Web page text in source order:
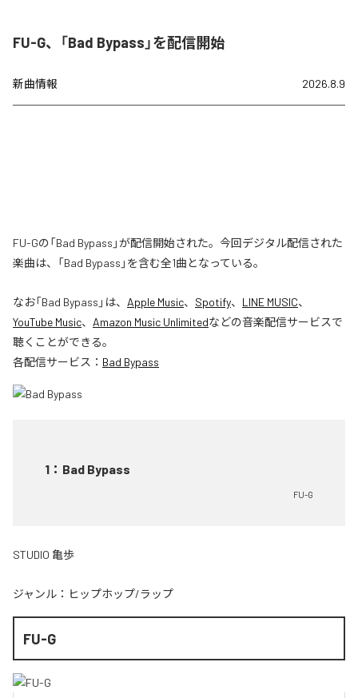
FU-G、「Bad Bypass」を配信開始
新曲情報 2026.8.9
FU-Gの「Bad Bypass」が配信開始された。今回デジタル配信された
楽曲は、「Bad Bypass」を含む全1曲となっている。
なお「Bad Bypass 」は、 Apple Music、 Spotify、 LINE MUSIC、
YouTube Music、 Amazon Music Unlimitedなどの音楽配信サービスで
聴くことができる。
各配信サービス： Bad Bypass
1 ： Bad Bypass
FU-G
STUDIO 亀歩
ジャンル： ヒップホップ/ラップ
FU-G